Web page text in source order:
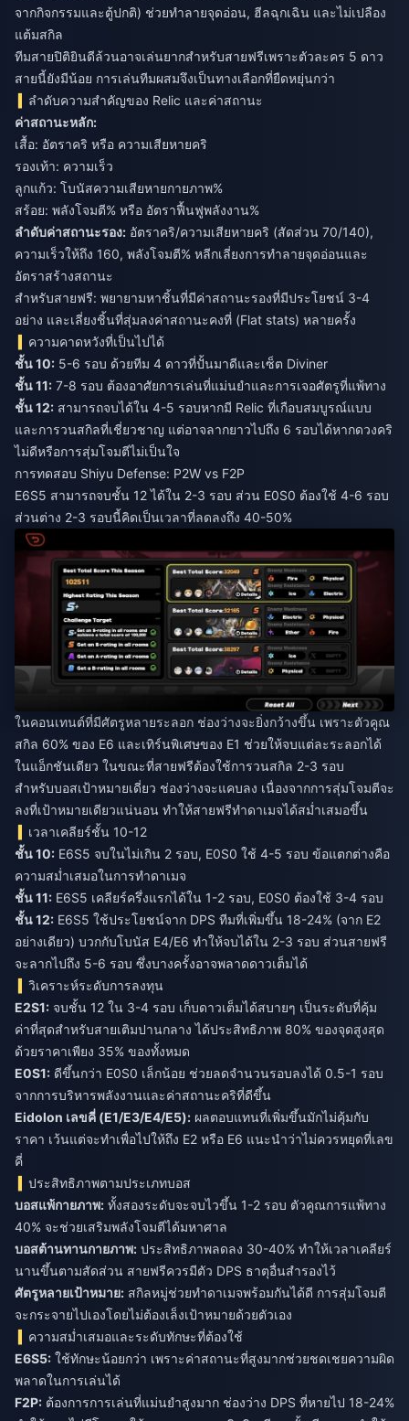
จากกิจกรรมและตู้ปกติ) ช่วยทำลายจุดอ่อน, ฮีลฉุกเฉิน และไม่เปลือง
แต้มสกิล
ทีมสายปิติยินดีล้วนอาจเล่นยากสำหรับสายฟรีเพราะตัวละคร 5 ดาว
สายนี้ยังมีน้อย การเล่นทีมผสมจึงเป็นทางเลือกที่ยืดหยุ่นกว่า
ลำดับความสำคัญของ Relic และค่าสถานะ
ค่าสถานะหลัก:
เสื้อ: อัตราคริ หรือ ความเสียหายคริ
รองเท้า: ความเร็ว
ลูกแก้ว: โบนัสความเสียหายกายภาพ%
สร้อย: พลังโจมตี% หรือ อัตราฟื้นฟูพลังงาน%
ลำดับค่าสถานะรอง: อัตราคริ/ความเสียหายคริ (สัดส่วน 70/140),
ความเร็วให้ถึง 160, พลังโจมตี% หลีกเลี่ยงการทำลายจุดอ่อนและ
อัตราสร้างสถานะ
สำหรับสายฟรี: พยายามหาชิ้นที่มีค่าสถานะรองที่มีประโยชน์ 3-4
อย่าง และเลี่ยงชิ้นที่สุ่มลงค่าสถานะคงที่ (Flat stats) หลายครั้ง
ความคาดหวังที่เป็นไปได้
ชั้น 10: 5-6 รอบ ด้วยทีม 4 ดาวที่ปั้นมาดีและเซ็ต Diviner
ชั้น 11: 7-8 รอบ ต้องอาศัยการเล่นที่แม่นยำและการเจอศัตรูที่แพ้ทาง
ชั้น 12: สามารถจบได้ใน 4-5 รอบหากมี Relic ที่เกือบสมบูรณ์แบบ
และการวนสกิลที่เชี่ยวชาญ แต่อาจลากยาวไปถึง 6 รอบได้หากดวงคริ
ไม่ดีหรือการสุ่มโจมตีไม่เป็นใจ
การทดสอบ Shiyu Defense: P2W vs F2P
E6S5 สามารถจบชั้น 12 ได้ใน 2-3 รอบ ส่วน E0S0 ต้องใช้ 4-6 รอบ
ส่วนต่าง 2-3 รอบนี้คิดเป็นเวลาที่ลดลงถึง 40-50%
ในคอนเทนต์ที่มีศัตรูหลายระลอก ช่องว่างจะยิ่งกว้างขึ้น เพราะตัวคูณ
สกิล 60% ของ E6 และเทิร์นพิเศษของ E1 ช่วยให้จบแต่ละระลอกได้
ในแอ็กชันเดียว ในขณะที่สายฟรีต้องใช้การวนสกิล 2-3 รอบ
สำหรับบอสเป้าหมายเดี่ยว ช่องว่างจะแคบลง เนื่องจากการสุ่มโจมตีจะ
ลงที่เป้าหมายเดียวแน่นอน ทำให้สายฟรีทำดาเมจได้สม่ำเสมอขึ้น
เวลาเคลียร์ชั้น 10-12
ชั้น 10: E6S5 จบในไม่เกิน 2 รอบ, E0S0 ใช้ 4-5 รอบ ข้อแตกต่างคือ
ความสม่ำเสมอในการทำดาเมจ
ชั้น 11: E6S5 เคลียร์ครึ่งแรกได้ใน 1-2 รอบ, E0S0 ต้องใช้ 3-4 รอบ
ชั้น 12: E6S5 ใช้ประโยชน์จาก DPS ทีมที่เพิ่มขึ้น 18-24% (จาก E2
อย่างเดียว) บวกกับโบนัส E4/E6 ทำให้จบได้ใน 2-3 รอบ ส่วนสายฟรี
จะลากไปถึง 5-6 รอบ ซึ่งบางครั้งอาจพลาดดาวเต็มได้
วิเคราะห์ระดับการลงทุน
E2S1: จบชั้น 12 ใน 3-4 รอบ เก็บดาวเต็มได้สบายๆ เป็นระดับที่คุ้ม
ค่าที่สุดสำหรับสายเติมปานกลาง ได้ประสิทธิภาพ 80% ของจุดสูงสุด
ด้วยราคาเพียง 35% ของทั้งหมด
E0S1: ดีขึ้นกว่า E0S0 เล็กน้อย ช่วยลดจำนวนรอบลงได้ 0.5-1 รอบ
จากการบริหารพลังงานและค่าสถานะคริที่ดีขึ้น
Eidolon เลขคี่ (E1/E3/E4/E5): ผลตอบแทนที่เพิ่มขึ้นมักไม่คุ้มกับ
ราคา เว้นแต่จะทำเพื่อไปให้ถึง E2 หรือ E6 แนะนำว่าไม่ควรหยุดที่เลข
คี่
ประสิทธิภาพตามประเภทบอส
บอสแพ้กายภาพ: ทั้งสองระดับจะจบไวขึ้น 1-2 รอบ ตัวคูณการแพ้ทาง
40% จะช่วยเสริมพลังโจมตีได้มหาศาล
บอสต้านทานกายภาพ: ประสิทธิภาพลดลง 30-40% ทำให้เวลาเคลียร์
นานขึ้นตามสัดส่วน สายฟรีควรมีตัว DPS ธาตุอื่นสำรองไว้
ศัตรูหลายเป้าหมาย: สกิลหมู่ช่วยทำดาเมจพร้อมกันได้ดี การสุ่มโจมตี
จะกระจายไปเองโดยไม่ต้องเล็งเป้าหมายด้วยตัวเอง
ความสม่ำเสมอและระดับทักษะที่ต้องใช้
E6S5: ใช้ทักษะน้อยกว่า เพราะค่าสถานะที่สูงมากช่วยชดเชยความผิด
พลาดในการเล่นได้
F2P: ต้องการการเล่นที่แม่นยำสูงมาก ช่องว่าง DPS ที่หายไป 18-24%